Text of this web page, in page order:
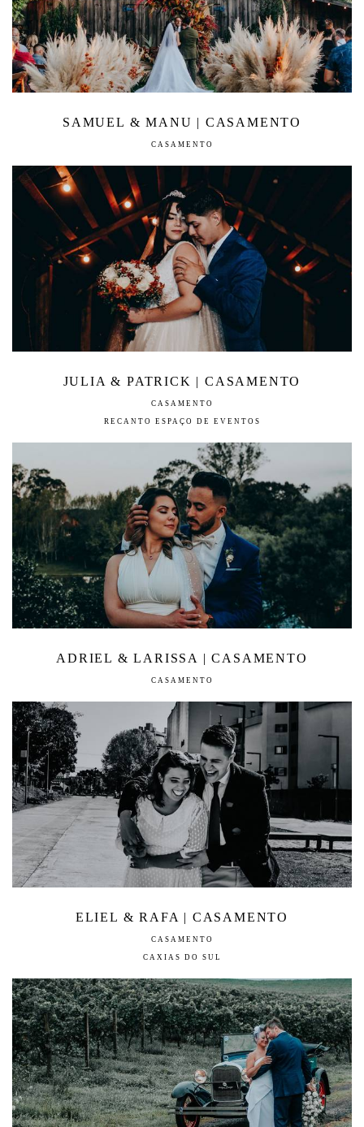
SAMUEL & MANU | CASAMENTO
CASAMENTO
JULIA & PATRICK | CASAMENTO
CASAMENTO
RECANTO ESPAÇO DE EVENTOS
ADRIEL & LARISSA | CASAMENTO
CASAMENTO
ELIEL & RAFA | CASAMENTO
CASAMENTO
CAXIAS DO SUL